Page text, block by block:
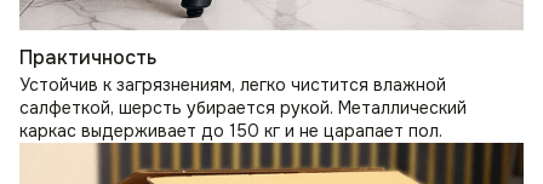
Практичность
Устойчив к загрязнениям, легко чистится влажной
салфеткой, шерсть убирается рукой. Металлический
каркас выдерживает до 150 кг и не царапает пол.